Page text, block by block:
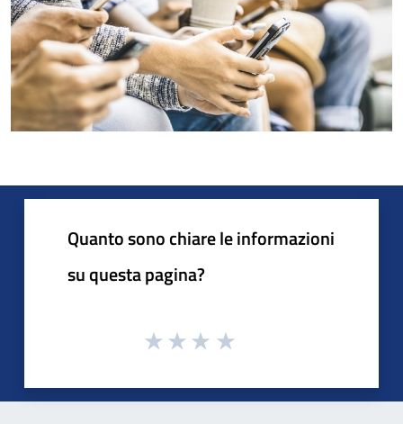
Quanto sono chiare le informazioni
su questa pagina?